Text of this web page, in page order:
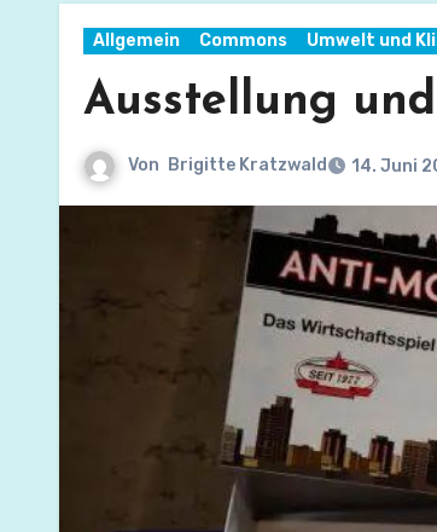
Allgemein Commons Umwelt und
Ausstellung
Von Brigitte Kratzwald 14. Juni